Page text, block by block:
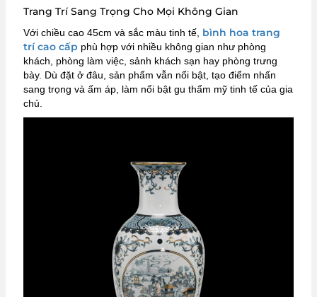
Trang Trí Sang Trọng Cho Mọi Không Gian
Với chiều cao 45cm và sắc màu tinh tế, bình hoa trang
trí cao cấp phù hợp với nhiều không gian như phòng
khách, phòng làm việc, sảnh khách sạn hay phòng trưng
bày. Dù đặt ở đâu, sản phẩm vẫn nổi bật, tạo điểm nhấn
sang trọng và ấm áp, làm nổi bật gu thẩm mỹ tinh tế của gia
chủ.